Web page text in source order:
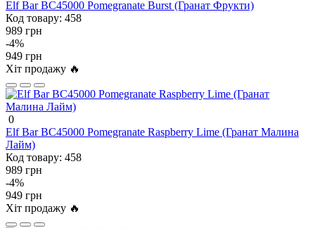
Elf Bar BC45000 Pomegranate Burst (Гранат Фрукти)
Код товару: 458
989 грн
-4%
949 грн
Хіт продажу 🔥
0
Elf Bar BC45000 Pomegranate Raspberry Lime (Гранат Малина
Лайм)
Код товару: 458
989 грн
-4%
949 грн
Хіт продажу 🔥